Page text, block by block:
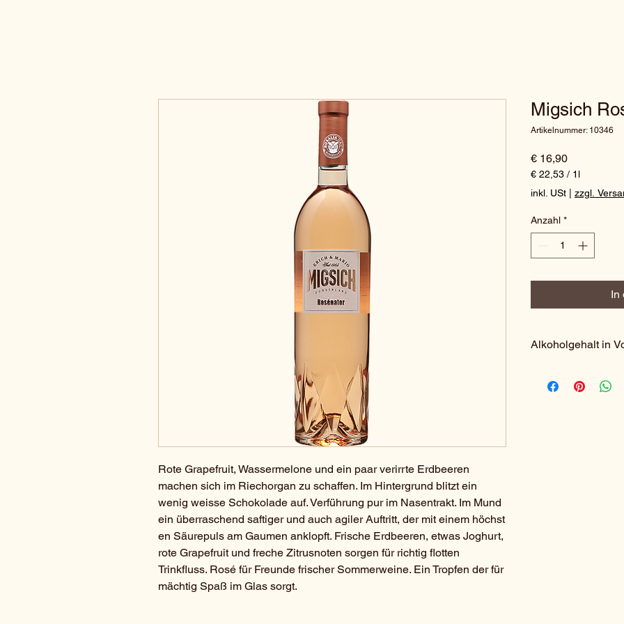
Rote Grapefruit, Wassermelone und ein paar verirrte Erdbeeren
machen sich im Riechorgan zu schaffen. Im Hintergrund blitzt ein
wenig weisse Schokolade auf. Verführung pur im Nasentrakt. Im Mund
ein überraschend saftiger und auch agiler Auftritt, der mit einem höchst
en Säurepuls am Gaumen anklopft. Frische Erdbeeren, etwas Joghurt,
rote Grapefruit und freche Zitrusnoten sorgen für richtig flotten
Trinkfluss. Rosé für Freunde frischer Sommerweine. Ein Tropfen der für
mächtig Spaß im Glas sorgt.
Migsich
Artikelnummer: 10346
€ 16,90Preis
€ 22,53 / 1l
€ 22,53
Liter
inkl. USt zzgl.
Anzahl *
In
Alkoholgehalt in